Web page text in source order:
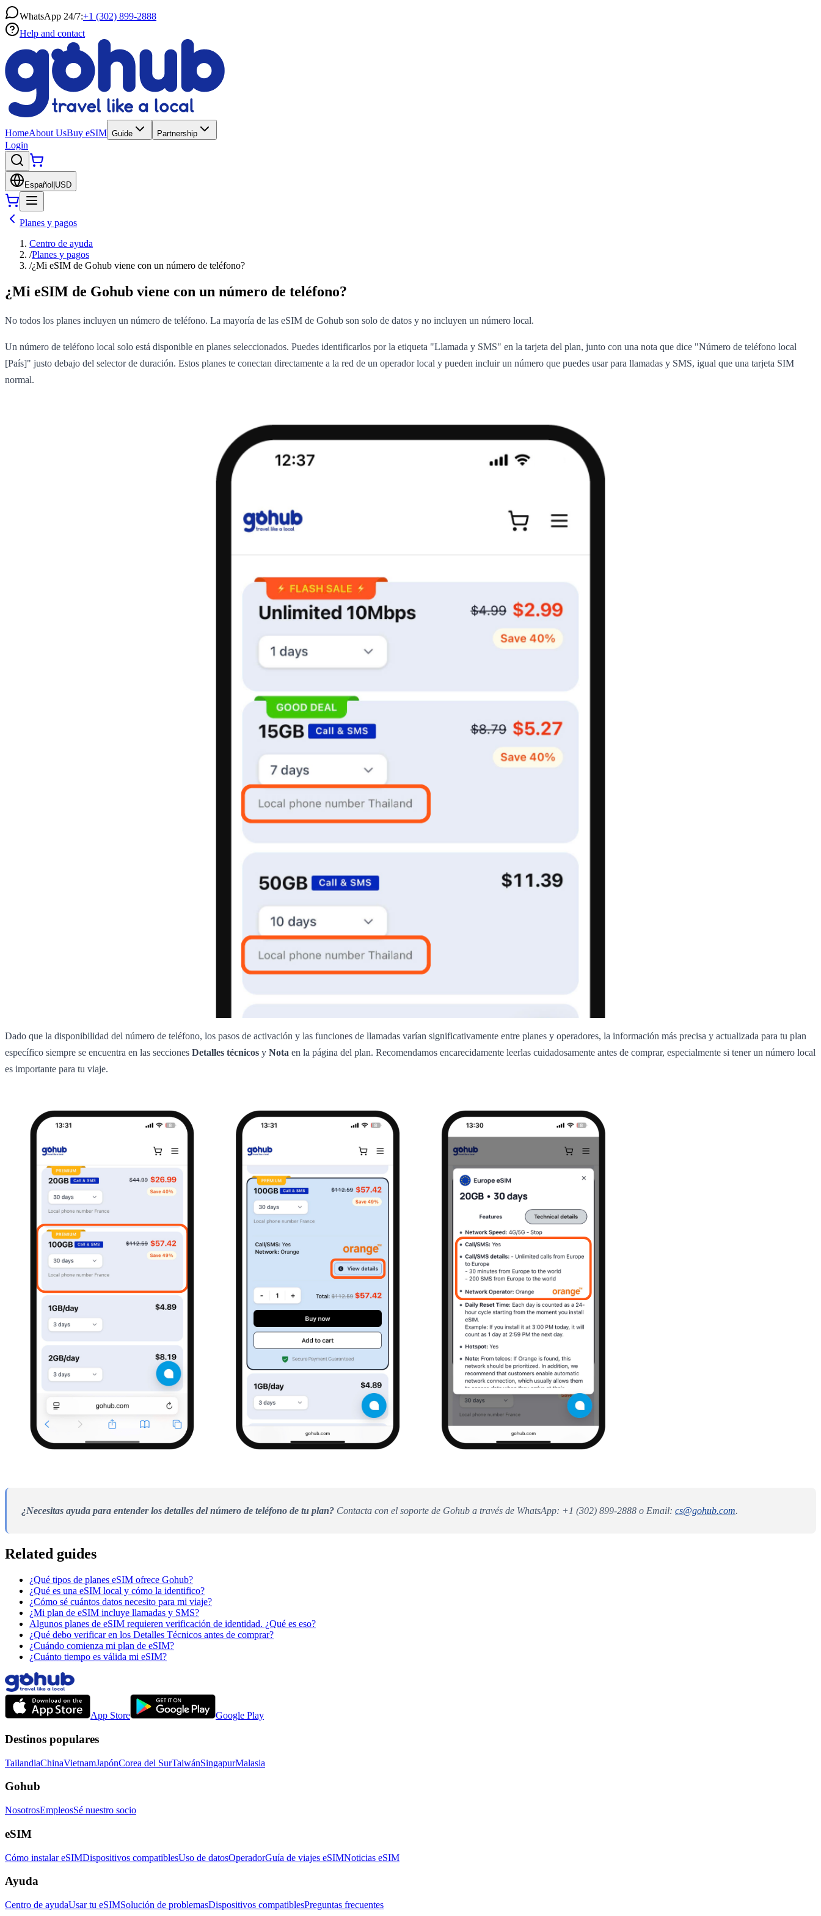
WhatsApp 24/7:+1 (302) 899-2888
Help and contact
HomeAbout UsBuy eSIM Guide Partnership
Login
Español USD
Planes y pagos
Centro de ayuda
/Planes y pagos
/¿Mi eSIM de Gohub viene con un número de teléfono?
¿Mi eSIM de Gohub viene con un número de teléfono?
No todos los planes incluyen un número de teléfono. La mayoría de las eSIM de Gohub son solo de datos y no incluyen un número local.
Un número de teléfono local solo está disponible en planes seleccionados. Puedes identificarlos por la etiqueta "Llamada y SMS" en la tarjeta del plan, junto con una nota que dice "Número de teléfono local
[País]" justo debajo del selector de duración. Estos planes te conectan directamente a la red de un operador local y pueden incluir un número que puedes usar para llamadas y SMS, igual que una tarjeta SIM
normal.
Dado que la disponibilidad del número de teléfono, los pasos de activación y las funciones de llamadas varían significativamente entre planes y operadores, la información más precisa y actualizada para tu plan
específico siempre se encuentra en las secciones Detalles técnicos y Nota en la página del plan. Recomendamos encarecidamente leerlas cuidadosamente antes de comprar, especialmente si tener un número local
es importante para tu viaje.
¿Necesitas ayuda para entender los detalles del número de teléfono de tu plan? Contacta con el soporte de Gohub a través de WhatsApp: +1 (302) 899-2888 o Email: cs@gohub.com.
Related guides
¿Qué tipos de planes eSIM ofrece Gohub?
¿Qué es una eSIM local y cómo la identifico?
¿Cómo sé cuántos datos necesito para mi viaje?
¿Mi plan de eSIM incluye llamadas y SMS?
Algunos planes de eSIM requieren verificación de identidad. ¿Qué es eso?
¿Qué debo verificar en los Detalles Técnicos antes de comprar?
¿Cuándo comienza mi plan de eSIM?
¿Cuánto tiempo es válida mi eSIM?
App Store Google Play
Destinos populares
TailandiaChinaVietnamJapónCorea del SurTaiwánSingapurMalasia
Gohub
NosotrosEmpleosSé nuestro socio
eSIM
Cómo instalar eSIMDispositivos compatiblesUso de datosOperadorGuía de viajes eSIMNoticias eSIM
Ayuda
Centro de ayudaUsar tu eSIMSolución de problemasDispositivos compatiblesPreguntas frecuentes